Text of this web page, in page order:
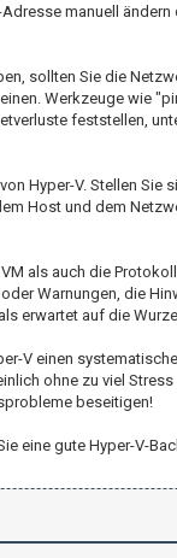
manuell ändern
sollten Sie die
Werkzeuge wie
feststellen,
Hyper-V. Stellen Sie
Host und dem
als auch die
Warnungen, die
erwartet auf die
V einen
ohne zu viel
beseitigen!
eine gute Hyper-V-